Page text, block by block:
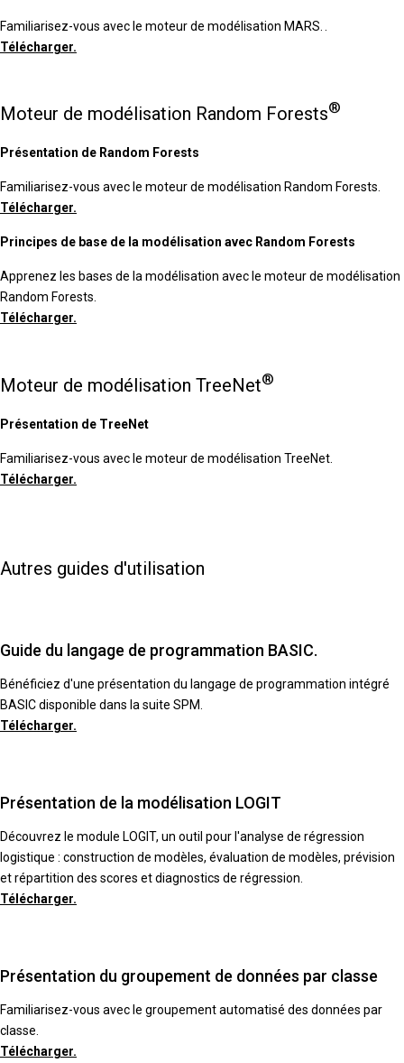
Familiarisez-vous avec le moteur de modélisation MARS. .
Télécharger.
Moteur de modélisation Random Forests®
Présentation de Random Forests
Familiarisez-vous avec le moteur de modélisation Random Forests.
Télécharger.
Principes de base de la modélisation avec Random Forests
Apprenez les bases de la modélisation avec le moteur de modélisation
Random Forests.
Télécharger.
Moteur de modélisation TreeNet®
Présentation de TreeNet
Familiarisez-vous avec le moteur de modélisation TreeNet.
Télécharger.
Autres guides d'utilisation
Guide du langage de programmation BASIC.
Bénéficiez d'une présentation du langage de programmation intégré
BASIC disponible dans la suite SPM.
Télécharger.
Présentation de la modélisation LOGIT
Découvrez le module LOGIT, un outil pour l'analyse de régression
logistique : construction de modèles, évaluation de modèles, prévision
et répartition des scores et diagnostics de régression.
Télécharger.
Présentation du groupement de données par classe
Familiarisez-vous avec le groupement automatisé des données par
classe.
Télécharger.